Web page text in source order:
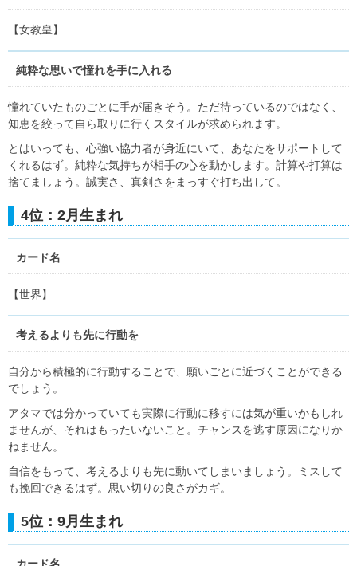
【女教皇】
純粋な思いで憧れを手に入れる
憧れていたものごとに手が届きそう。ただ待っているのではなく、
知恵を絞って自ら取りに行くスタイルが求められます。
とはいっても、心強い協力者が身近にいて、あなたをサポートして
くれるはず。純粋な気持ちが相手の心を動かします。計算や打算は
捨てましょう。誠実さ、真剣さをまっすぐ打ち出して。
4位：2月生まれ
カード名
【世界】
考えるよりも先に行動を
自分から積極的に行動することで、願いごとに近づくことができる
でしょう。
アタマでは分かっていても実際に行動に移すには気が重いかもしれ
ませんが、それはもったいないこと。チャンスを逃す原因になりか
ねません。
自信をもって、考えるよりも先に動いてしまいましょう。ミスして
も挽回できるはず。思い切りの良さがカギ。
5位：9月生まれ